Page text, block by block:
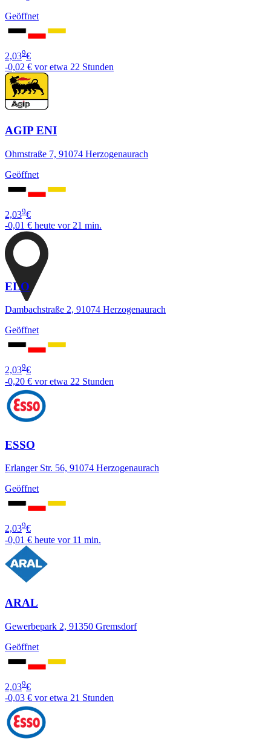
Geöffnet
2,039€
-0,02 € vor etwa 22 Stunden
AGIP ENI
Ohmstraße 7, 91074 Herzogenaurach
Geöffnet
2,039€
-0,01 € heute vor 21 min.
ELO
Dambachstraße 2, 91074 Herzogenaurach
Geöffnet
2,039€
-0,20 € vor etwa 22 Stunden
ESSO
Erlanger Str. 56, 91074 Herzogenaurach
Geöffnet
2,039€
-0,01 € heute vor 11 min.
ARAL
Gewerbepark 2, 91350 Gremsdorf
Geöffnet
2,039€
-0,03 € vor etwa 21 Stunden